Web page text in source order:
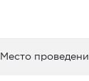
Место